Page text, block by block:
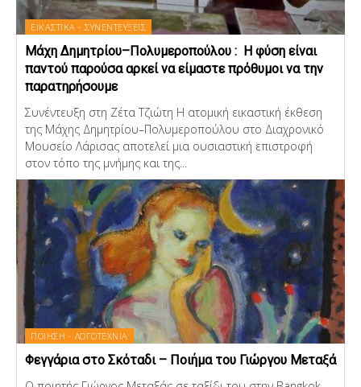
ΕΙΚΑΣΤΙΚΑ - ΣΥΝΕΝΤΕΥΞΕΙΣ
Μάχη Δημητρίου–Πολυμεροπούλου : Η φύση είναι
παντού παρούσα αρκεί να είμαστε πρόθυμοι να την
παρατηρήσουμε
Συνέντευξη στη Ζέτα Τζιώτη Η ατομική εικαστική έκθεση
της Μάχης Δημητρίου–Πολυμεροπούλου στο Διαχρονικό
Μουσείο Λάρισας αποτελεί μια ουσιαστική επιστροφή
στον τόπο της μνήμης και της...
ΠΟΙΗΣΗ - ΛΟΓΟΤΕΧΝΙΑ
Φεγγάρια στο Σκόταδι – Ποιήμα του Γιώργου Μεταξά